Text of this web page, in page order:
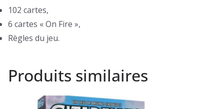
102 cartes,
6 cartes « On Fire »,
Règles du jeu.
Produits similaires